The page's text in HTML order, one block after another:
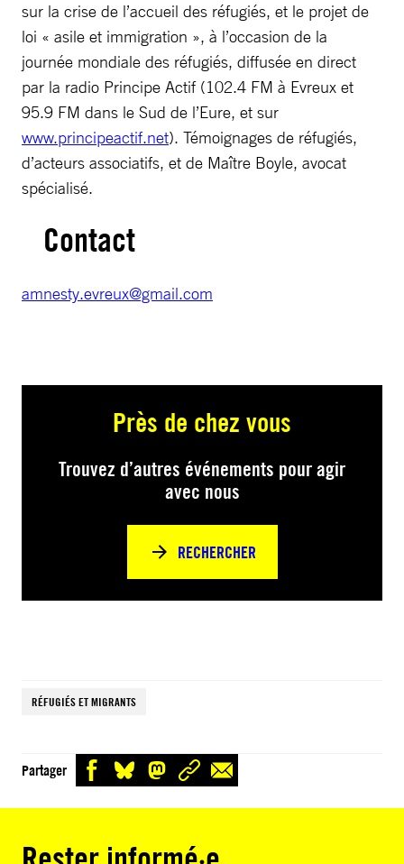
sur la crise de l’accueil des réfugiés, et le projet de
loi « asile et immigration », à l’occasion de la
journée mondiale des réfugiés, diffusée en direct
par la radio Principe Actif (102.4 FM à Evreux et
95.9 FM dans le Sud de l’Eure, et sur
www.principeactif.net). Témoignages de réfugiés,
d’acteurs associatifs, et de Maître Boyle, avocat
spécialisé.
Contact
amnesty.evreux@gmail.com
Près de chez vous
Trouvez d’autres événements pour agir
avec nous
RECHERCHER
RÉFUGIÉS ET MIGRANTS
Partager